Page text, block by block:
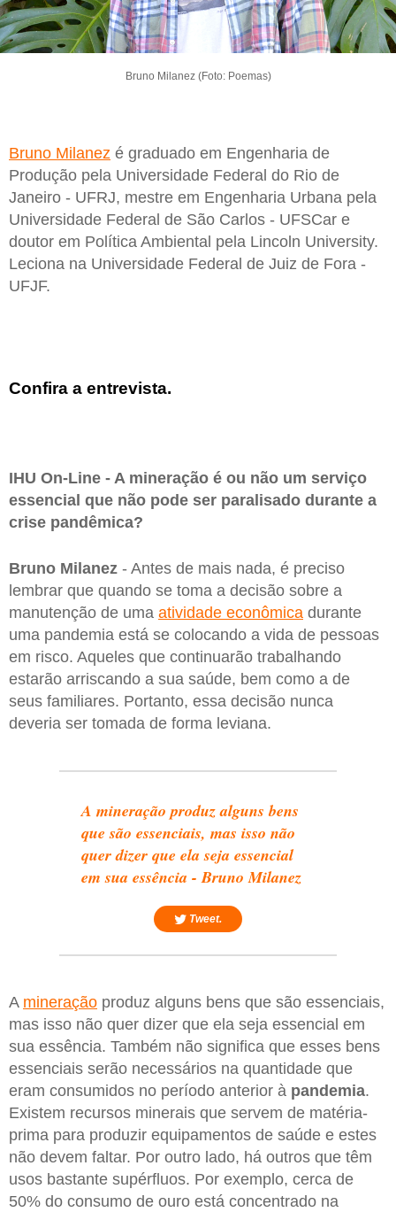
Bruno Milanez (Foto: Poemas)
Bruno Milanez é graduado em Engenharia de
Produção pela Universidade Federal do Rio de
Janeiro - UFRJ, mestre em Engenharia Urbana pela
Universidade Federal de São Carlos - UFSCar e
doutor em Política Ambiental pela Lincoln University.
Leciona na Universidade Federal de Juiz de Fora -
UFJF.
Confira a entrevista.
IHU On-Line - A mineração é ou não um serviço
essencial que não pode ser paralisado durante a
crise pandêmica?
Bruno Milanez - Antes de mais nada, é preciso
lembrar que quando se toma a decisão sobre a
manutenção de uma atividade econômica durante
uma pandemia está se colocando a vida de pessoas
em risco. Aqueles que continuarão trabalhando
estarão arriscando a sua saúde, bem como a de
seus familiares. Portanto, essa decisão nunca
deveria ser tomada de forma leviana.
A mineração produz alguns bens
que são essenciais, mas isso não
quer dizer que ela seja essencial
em sua essência - Bruno Milanez
Tweet.
A mineração produz alguns bens que são essenciais,
mas isso não quer dizer que ela seja essencial em
sua essência. Também não significa que esses bens
essenciais serão necessários na quantidade que
eram consumidos no período anterior à pandemia.
Existem recursos minerais que servem de matéria-
prima para produzir equipamentos de saúde e estes
não devem faltar. Por outro lado, há outros que têm
usos bastante supérfluos. Por exemplo, cerca de
50% do consumo de ouro está concentrado na